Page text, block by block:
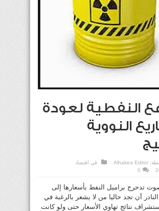
النفطية لعودة
النووية
Alhakea Editor في اقتصاد
0
تدحرج براميل النفط بأسعارها إلى
النادر أن تجد حاليا من لا يشعر بالرغبة في
نتائج تهاوي الأسعار حتى ولو كانت